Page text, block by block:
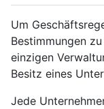
Um
Bestimmungen
einzigen
Besitz eines
Jede